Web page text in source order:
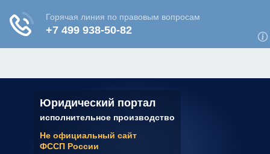
Юридический портал
исполнительное производство
Не официальный сайт
ФССП России
✆ 7 (800) 350-22-64